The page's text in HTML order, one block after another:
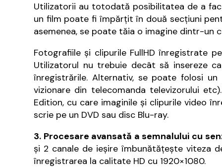
Utilizatorii au totodată posibilitatea de a
un film poate fi împărţit în două secţiuni
asemenea, se poate tăia o imagine dintr-un
Fotografiile şi clipurile FullHD înregistrate
Utilizatorul nu trebuie decât să insereze
înregistrările. Alternativ, se poate folosi
vizionare din telecomanda televizorului
Edition, cu care imaginile şi clipurile video
scrie pe un DVD sau disc Blu-ray.
3. Procesare avansată a semnalului cu
şi 2 canale de ieşire îmbunătăţeşte viteza
înregistrarea la calitate HD cu 1920×1080.